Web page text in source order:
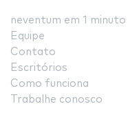
neventum em 1 minuto
Equipe
Contato
Escritórios
Como funciona
Trabalhe conosco